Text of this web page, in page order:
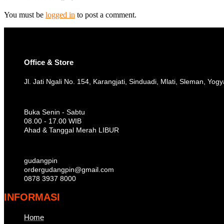
You must be logged in to post a comment.
Office & Store
Jl. Jati Ngali No. 154, Karangjati, Sinduadi, Mlati, Sleman,
Buka Senin - Sabtu
08.00 - 17.00 WIB
Ahad & Tanggal Merah LIBUR
gudangpin
ordergudangpin@gmail.com
0878 3937 8000
INFORMASI
Home